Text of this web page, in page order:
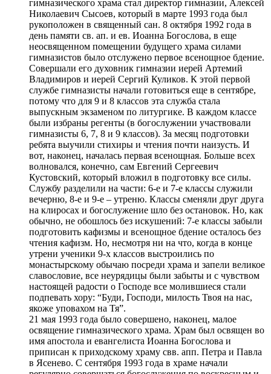
гимназического храма стал директор гимназии, Алексей
Николаевич Сысоев, который в марте 1993 года был
рукоположен в священный сан. 8 октября 1992 года в
день памяти св. ап. и ев. Иоанна Богослова, в еще
неосвященном помещении будущего храма силами
гимназистов было отслужено первое всенощное бдение.
Совершали его духовник гимназии иерей Артемий
Владимиров и иерей Сергий Куликов. К этой первой
службе гимназисты начали готовиться еще в сентябре,
потому что для 9 и 8 классов эта служба стала
выпускным экзаменом по литургике. В каждом классе
были избраны регенты (в богослужении участвовали
гимназисты 6, 7, 8 и 9 классов). За месяц подготовки
ребята выучили стихиры и чтения почти наизусть. И
вот, наконец, началась первая всенощная. Больше всех
волновался, конечно, сам Евгений Сергеевич
Кустовский, который вложил в подготовку все силы.
Службу разделили на части: 6-е и 7-е классы служили
вечерню, 8-е и 9-е – утреню. Классы сменяли друг друга
на клиросах и богослужение шло без остановок. Но, как
обычно, не обошлось без искушений: 7-е классы забыли
подготовить кафизмы и всенощное бдение осталось без
чтения кафизм. Но, несмотря ни на что, когда в конце
утрени ученики 9-х классов выстроились по
монастырскому обычаю посреди храма и запели великое
славословие, все неурядицы были забыты и с чувством
настоящей радости о Господе все молившиеся стали
подпевать хору: “Буди, Господи, милость Твоя на нас,
якоже уповахом на Тя”.
21 мая 1993 года было совершено, наконец, малое
освящение гимназического храма. Храм был освящен во
имя апостола и евангелиста Иоанна Богослова и
приписан к приходскому храму свв. апп. Петра и Павла
в Ясенево. С сентября 1993 года в храме начали